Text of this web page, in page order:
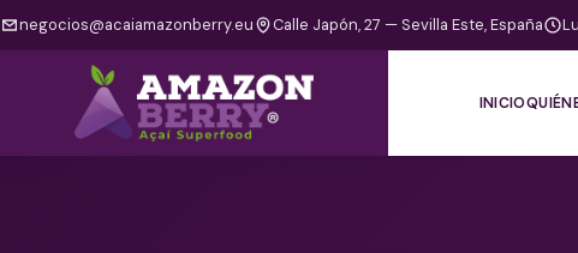
negocios@acaiamazonberry.eu Calle Japón, 27 — Sevilla Este, España
INICIO